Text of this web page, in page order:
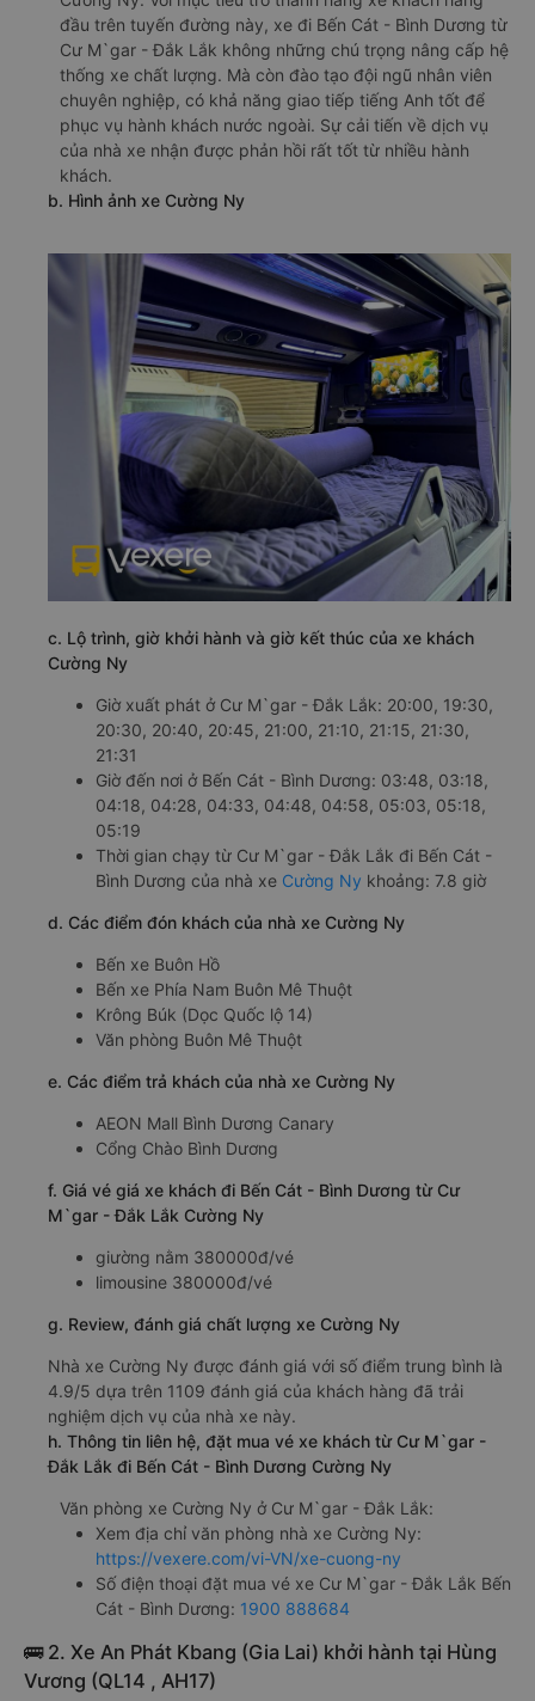
đầu trên tuyến đường này, xe đi Bến Cát - Bình Dương từ
Cư M`gar - Đắk Lắk không những chú trọng nâng cấp hệ
thống xe chất lượng. Mà còn đào tạo đội ngũ nhân viên
chuyên nghiệp, có khả năng giao tiếp tiếng Anh tốt để
phục vụ hành khách nước ngoài. Sự cải tiến về dịch vụ
của nhà xe nhận được phản hồi rất tốt từ nhiều hành
khách.
b. Hình ảnh xe Cường Ny
c. Lộ trình, giờ khởi hành và giờ kết thúc của xe khách
Cường Ny
Giờ xuất phát ở Cư M`gar - Đắk Lắk: 20:00, 19:30,
20:30, 20:40, 20:45, 21:00, 21:10, 21:15, 21:30,
21:31
Giờ đến nơi ở Bến Cát - Bình Dương: 03:48, 03:18,
04:18, 04:28, 04:33, 04:48, 04:58, 05:03, 05:18,
05:19
Thời gian chạy từ Cư M`gar - Đắk Lắk đi Bến Cát -
Bình Dương của nhà xe Cường Ny khoảng: 7.8 giờ
d. Các điểm đón khách của nhà xe Cường Ny
Bến xe Buôn Hồ
Bến xe Phía Nam Buôn Mê Thuột
Krông Búk (Dọc Quốc lộ 14)
Văn phòng Buôn Mê Thuột
e. Các điểm trả khách của nhà xe Cường Ny
AEON Mall Bình Dương Canary
Cổng Chào Bình Dương
f. Giá vé giá xe khách đi Bến Cát - Bình Dương từ Cư
M`gar - Đắk Lắk Cường Ny
giường nằm 380000đ/vé
limousine 380000đ/vé
g. Review, đánh giá chất lượng xe Cường Ny
Nhà xe Cường Ny được đánh giá với số điểm trung bình là
4.9/5 dựa trên 1109 đánh giá của khách hàng đã trải
nghiệm dịch vụ của nhà xe này.
h. Thông tin liên hệ, đặt mua vé xe khách từ Cư M`gar -
Đắk Lắk đi Bến Cát - Bình Dương Cường Ny
Văn phòng xe Cường Ny ở Cư M`gar - Đắk Lắk:
Xem địa chỉ văn phòng nhà xe Cường Ny:
https://vexere.com/vi-VN/xe-cuong-ny
Số điện thoại đặt mua vé xe Cư M`gar - Đắk Lắk Bến
Cát - Bình Dương: 1900 888684
🚌 2. Xe An Phát Kbang (Gia Lai) khởi hành tại Hùng
Vương (QL14 , AH17)